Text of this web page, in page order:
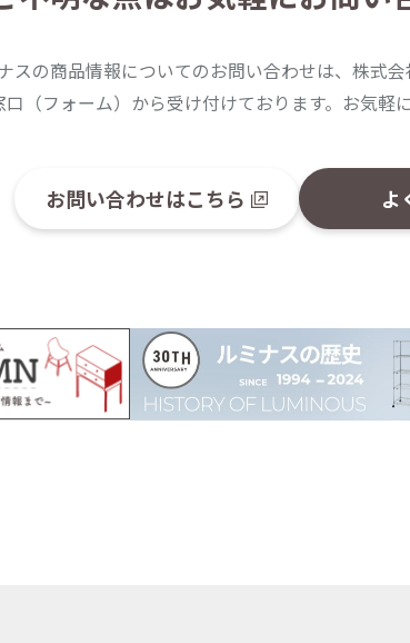
スの商品情報についてのお問い合わせは、株式
口（フォーム）から受け付けております。お気軽
お問い合わせはこちら よ